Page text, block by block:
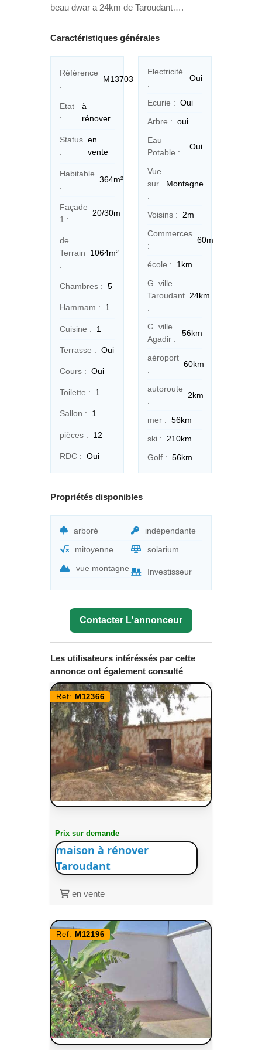
beau dwar a 24km de Taroudant….
Caractéristiques générales
Référence
:
M13703
Etat
:
à
rénover
Status
:
en
vente
Habitable
:
364m²
Façade
1 :
20/30m
de
Terrain
:
1064m²
Chambres : 5
Hammam : 1
Cuisine : 1
Terrasse : Oui
Cours : Oui
Toilette : 1
Sallon : 1
pièces : 12
RDC : Oui
Electricité
:
Oui
Ecurie : Oui
Arbre : oui
Eau
Potable :
Oui
Vue
sur
:
Montagne
Voisins :
2m
Commerces
:
60m
école :
1km
G. ville
Taroudant
:
24km
G. ville
Agadir :
56km
aéroport
:
60km
autoroute
:
2km
mer : 56km
ski :
210km
Golf : 56km
Propriétés disponibles
arboré
indépendante
mitoyenne
solarium
vue montagne
Investisseur
Contacter L'annonceur
Les utilisateurs intéréssés par cette
annonce ont également consulté
Ref: M12366
Prix sur demande
maison à rénover
Taroudant
en vente
Ref: M12196